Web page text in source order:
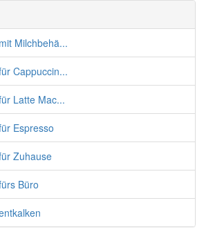
Milchbehä...
Cappuccin...
Latte Mac...
Espresso
Zuhause
Büro